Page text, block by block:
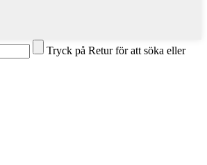
Tryck på Retur för att söka eller